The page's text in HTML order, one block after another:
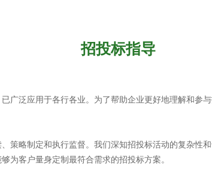
招投标指导
广泛应用于各行各业。为了帮助企业更好地理解和参
策略制定和执行监督。我们深知招投标活动的复杂性
为客户量身定制最符合需求的招投标方案。